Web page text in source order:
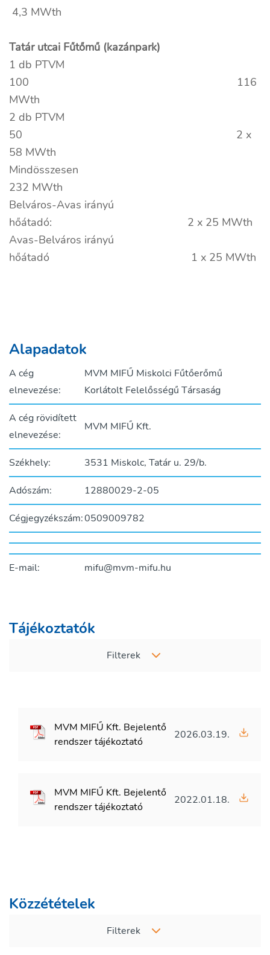
4,3 MWth
Tatár utcai Fűtőmű (kazánpark)
1 db PTVM
100 116
MWth
2 db PTVM
50 2 x
58 MWth
232 MWth
Belváros-Avas irányú
hőátadó: 2 x 25 MWth
Avas-Belváros irányú
hőátadó 1 x 25 MWth
Alapadatok
A cég
elnevezése:
MVM MIFŰ Miskolci Fűtőerőmű
Korlátolt Felelősségű Társaság
A cég rövidített
elnevezése:
MVM MIFŰ Kft.
Székhely: 3531 Miskolc, Tatár u. 29/b.
Adószám: 12880029-2-05
Cégjegyzékszám:0509009782
E-mail: mifu@mvm-mifu.hu
Tájékoztatók
Filterek
MVM MIFŰ Kft. Bejelentő
rendszer tájékoztató
2026.03.19.
MVM MIFŰ Kft. Bejelentő
rendszer tájékoztató
2022.01.18.
Közzétételek
Filterek